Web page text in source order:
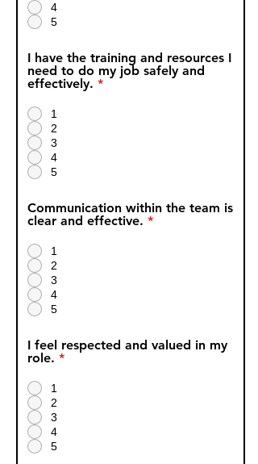
4
5
I have the training and resources I
need to do my job safely and
effectively. *
1
2
3
4
5
Communication within the team is
clear and effective. *
1
2
3
4
5
I feel respected and valued in my
role. *
1
2
3
4
5